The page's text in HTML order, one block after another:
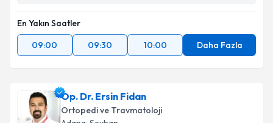
En Yakın Saatler
09:00
09:30 10:00 Daha Fazla
Op. Dr. Ersin Fidan
Ortopedi ve Travmatoloji